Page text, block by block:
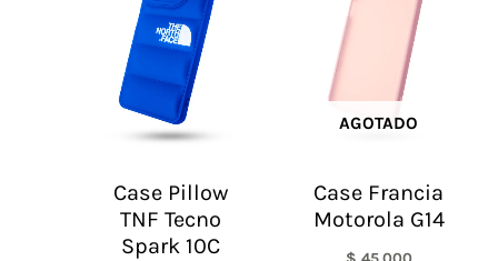
Case Pillow
TNF Tecno
Spark 10C
$ 60.000.
AGOTADO
Case Francia
Motorola G14